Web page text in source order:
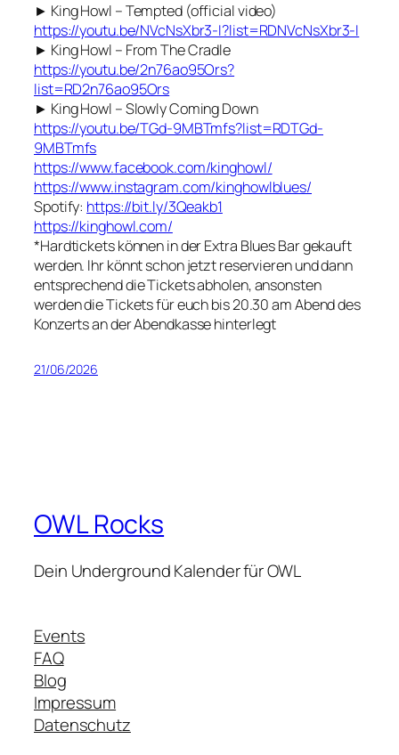
► King Howl – Tempted (official video)
https://youtu.be/NVcNsXbr3-I?list=RDNVcNsXbr3-I
► King Howl – From The Cradle
https://youtu.be/2n76ao95Ors?
list=RD2n76ao95Ors
► King Howl – Slowly Coming Down
https://youtu.be/TGd-9MBTmfs?list=RDTGd-
9MBTmfs
https://www.facebook.com/kinghowl/
https://www.instagram.com/kinghowlblues/
Spotify: https://bit.ly/3Qeakb1
https://kinghowl.com/
*Hardtickets können in der Extra Blues Bar gekauft
werden. Ihr könnt schon jetzt reservieren und dann
entsprechend die Tickets abholen, ansonsten
werden die Tickets für euch bis 20.30 am Abend des
Konzerts an der Abendkasse hinterlegt
21/06/2026
OWL Rocks
Dein Underground Kalender für OWL
Events
FAQ
Blog
Impressum
Datenschutz